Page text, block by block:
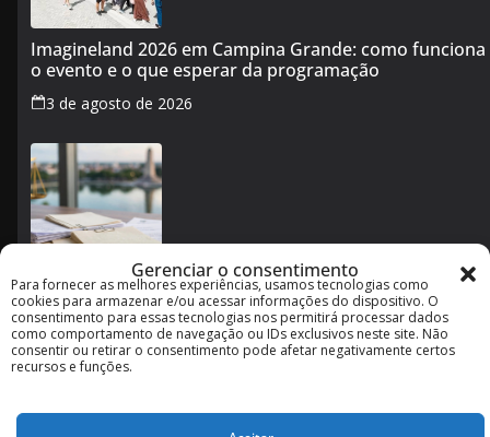
Gerenciar o consentimento
Para fornecer as melhores experiências, usamos tecnologias como
cookies para armazenar e/ou acessar informações do dispositivo. O
consentimento para essas tecnologias nos permitirá processar dados
como comportamento de navegação ou IDs exclusivos neste site. Não
consentir ou retirar o consentimento pode afetar negativamente certos
recursos e funções.
Imagineland 2026 em Campina Grande: como funciona
o evento e o que esperar da programação
3 de agosto de 2026
Cotas raciais no concurso de Campina Grande: o que
muda após decisão da Justiça
2 de agosto de 2026